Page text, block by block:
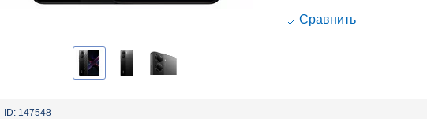
Cравнить
ID: 147548